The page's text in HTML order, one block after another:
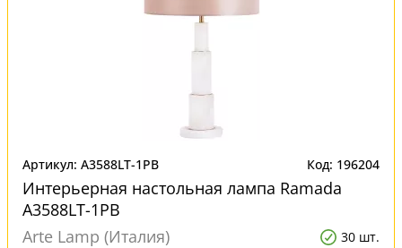
Артикул: A3588LT-1PB Код: 196204
Интерьерная настольная лампа Ramada
A3588LT-1PB
Arte Lamp (Италия)
30 шт.